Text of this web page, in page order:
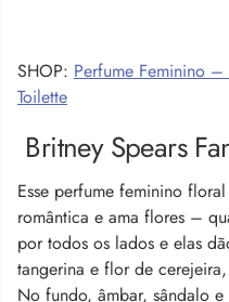
SHOP: Perfume Feminino
Toilette
Britney Spears
Esse perfume feminino
romântica e ama flores –
por todos os lados e elas
tangerina e flor de
No fundo, âmbar, sândalo e